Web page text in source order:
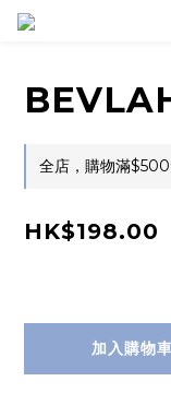
全店，購物滿
HK$198.00
加入購物車